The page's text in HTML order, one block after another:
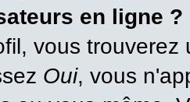
en ligne ?
vous
Oui, vous